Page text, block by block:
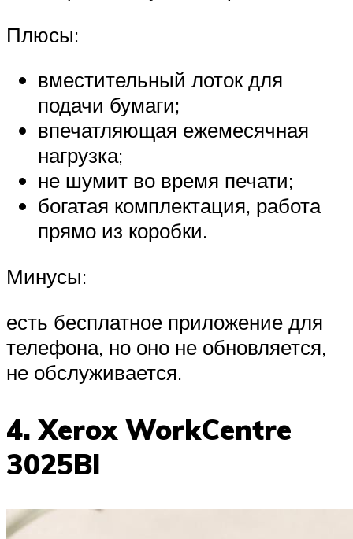
Плюсы:
вместительный лоток для
подачи бумаги;
впечатляющая ежемесячная
нагрузка;
не шумит во время печати;
богатая комплектация, работа
прямо из коробки.
Минусы:
есть бесплатное приложение для
телефона, но оно не обновляется,
не обслуживается.
4. Xerox WorkCentre
3025BI